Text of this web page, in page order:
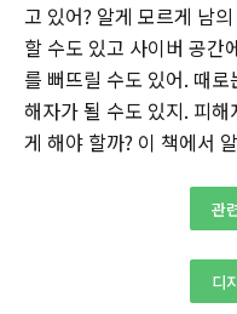
고 있어? 알게 모르게 남
할 수도 있고 사이버 공간
를 뻐뜨릴 수도 있어. 때
해자가 될 수도 있지. 피
게 해야 할까? 이 책에서
관
디